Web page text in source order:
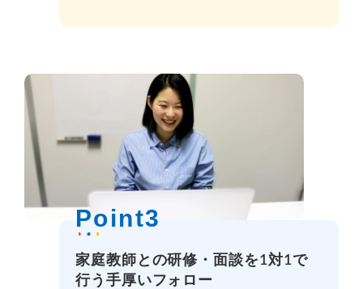
Point3
家庭教師との研修・面談を1対1で
行う手厚いフォロー